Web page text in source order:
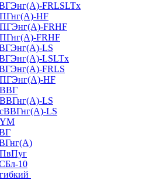
FRLSLTx
HF
FRHF
FRHF
LS
LSLTx
FRLS
HF
LS
LS
10